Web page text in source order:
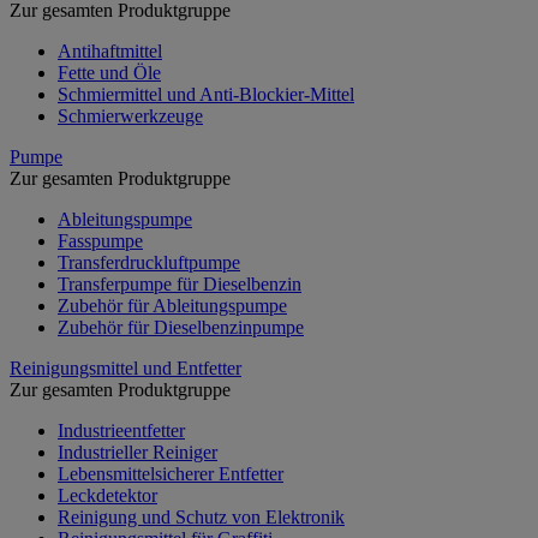
Zur gesamten Produktgruppe
Antihaftmittel
Fette und Öle
Schmiermittel und Anti-Blockier-Mittel
Schmierwerkzeuge
Pumpe
Zur gesamten Produktgruppe
Ableitungspumpe
Fasspumpe
Transferdruckluftpumpe
Transferpumpe für Dieselbenzin
Zubehör für Ableitungspumpe
Zubehör für Dieselbenzinpumpe
Reinigungsmittel und Entfetter
Zur gesamten Produktgruppe
Industrieentfetter
Industrieller Reiniger
Lebensmittelsicherer Entfetter
Leckdetektor
Reinigung und Schutz von Elektronik